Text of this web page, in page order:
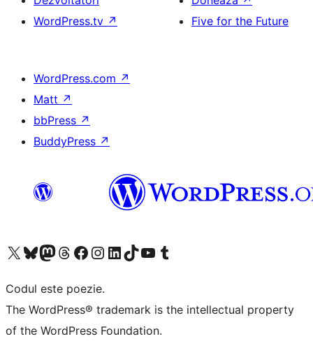
WordPress.tv ↗
Five for the Future
WordPress.com ↗
Matt ↗
bbPress ↗
BuddyPress ↗
Mergi la contul nostru X (fost Twitter)
Vizitează contul nostru Bluesky
Vizitează contul nostru Mastodon
Vizitează contul nostru Threads
Vizitează pagina noastră Facebook
Vizitează-ne pe Instagram
Vizitează-ne pe LinkedIn
Vizitează contul nostru TikTok
Vizitează canalul nostru YouTube
Vizitează contul nostru Tumblr
Codul este poezie.
The WordPress® trademark is the intellectual property
of the WordPress Foundation.